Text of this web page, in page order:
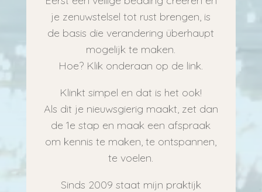
je zenuwstelsel tot rust brengen, is
de basis die verandering überhaupt
mogelijk te maken.
Hoe? Klik onderaan op de link.
Klinkt simpel en dat is het ook!
Als dit je nieuwsgierig maakt, zet dan
de 1e stap en maak een afspraak
om kennis te maken, te ontspannen,
te voelen.
Sinds 2009 staat mijn praktijk